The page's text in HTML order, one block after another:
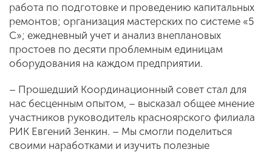
работа по подготовке и проведению капитальных
ремонтов; организация мастерских по системе «5
С»; ежедневный учет и анализ внеплановых
простоев по десяти проблемным единицам
оборудования на каждом предприятии.
– Прошедший Координационный совет стал для
нас бесценным опытом, – высказал общее мнение
участников руководитель красноярского филиала
РИК Евгений Зенкин. – Мы смогли поделиться
своими наработками и изучить полезные